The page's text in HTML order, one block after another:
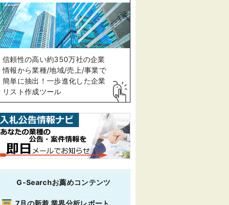
信頼性の高い約350万社の企業
情報から業種/地域/売上/事業で
簡単に抽出！一歩進化した企業
リスト作成ツール
G-Searchお薦めコンテンツ
7月の新着 業界分析レポート